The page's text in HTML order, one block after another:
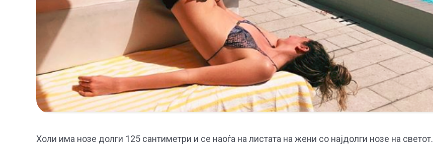
Холи има нозе долги 125 сантиметри и се наоѓа на листата на жени со најдолги нозе на светот.